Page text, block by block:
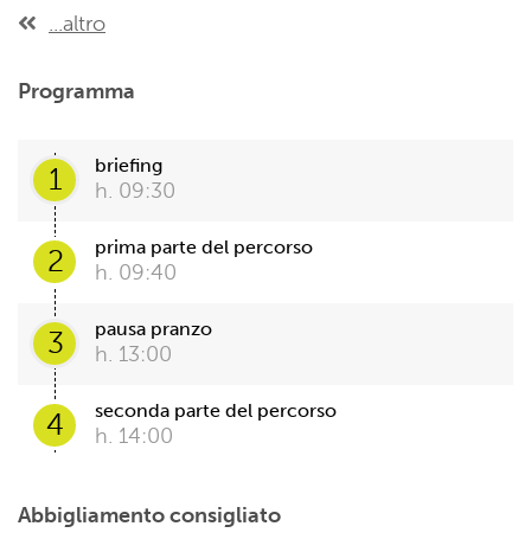
...altro
Programma
1 briefing
h. 09:30
2 prima parte del percorso
h. 09:40
3 pausa pranzo
h. 13:00
4 seconda parte del percorso
h. 14:00
Abbigliamento consigliato